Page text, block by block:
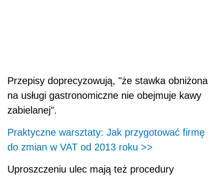
Przepisy doprecyzowują, "że stawka obniżona
na usługi gastronomiczne nie obejmuje kawy
zabielanej".
Praktyczne warsztaty: Jak przygotować firmę
do zmian w VAT od 2013 roku >>
Uproszczeniu ulec mają też procedury